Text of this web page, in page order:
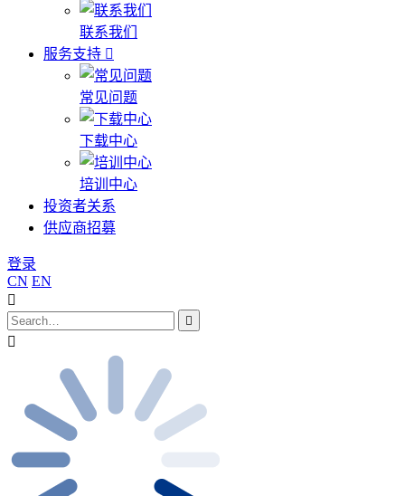
联系我们
服务支持
常见问题
下载中心
培训中心
投资者关系
供应商招募
登录
CN EN